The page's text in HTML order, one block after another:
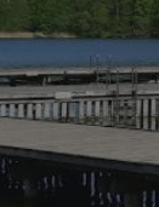
1
1
1
29